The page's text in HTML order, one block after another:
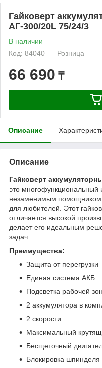
Гайковерт
АГ-300/20L 75/24/3
В наличии
Код: 84040
Розница
66 690 ₸
Описание
Описание
Гайковерт
это многофункциональный
незаменимым помощником
для любителей. Этот
отличается высокой
делает его идеальным
задач.
Преимущества:
Защита от перегрузки
Единая система АКБ
Подсветка рабочей
2 аккумулятора в
2 скорости
Максимальный
Бесщеточный
Блокировка шпинделя